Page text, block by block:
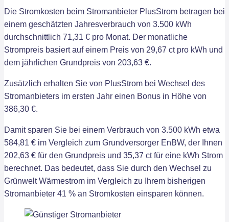
Die Stromkosten beim Stromanbieter PlusStrom betragen bei
einem geschätzten Jahresverbrauch von 3.500 kWh
durchschnittlich 71,31 € pro Monat. Der monatliche
Strompreis basiert auf einem Preis von 29,67 ct pro kWh und
dem jährlichen Grundpreis von 203,63 €.
Zusätzlich erhalten Sie von PlusStrom bei Wechsel des
Stromanbieters im ersten Jahr einen Bonus in Höhe von
386,30 €.
Damit sparen Sie bei einem Verbrauch von 3.500 kWh etwa
584,81 € im Vergleich zum Grundversorger EnBW, der Ihnen
202,63 € für den Grundpreis und 35,37 ct für eine kWh Strom
berechnet. Das bedeutet, dass Sie durch den Wechsel zu
Grünwelt Wärmestrom im Vergleich zu Ihrem bisherigen
Stromanbieter 41 % an Stromkosten einsparen können.